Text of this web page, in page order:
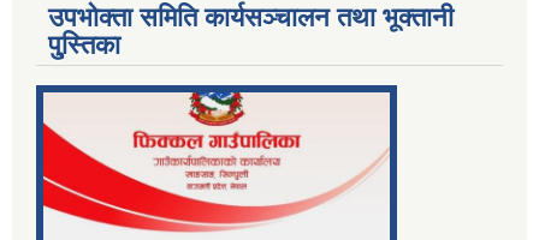
उपभोक्ता समिति कार्यसञ्चालन तथा भूक्तानी
पु्स्तिका